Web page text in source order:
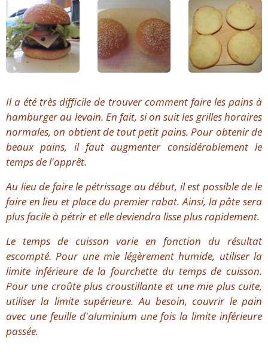
Il a été très difficile de trouver comment faire les pains à
hamburger au levain. En fait, si on suit les grilles horaires
normales, on obtient de tout petit pains. Pour obtenir de
beaux pains, il faut augmenter considérablement le
temps de l'apprêt.
Au lieu de faire le pétrissage au début, il est possible de le
faire en lieu et place du premier rabat. Ainsi, la pâte sera
plus facile à pétrir et elle deviendra lisse plus rapidement.
Le temps de cuisson varie en fonction du résultat
escompté. Pour une mie légèrement humide, utiliser la
limite inférieure de la fourchette du temps de cuisson.
Pour une croûte plus croustillante et une mie plus cuite,
utiliser la limite supérieure. Au besoin, couvrir le pain
avec une feuille d'aluminium une fois la limite inférieure
passée.